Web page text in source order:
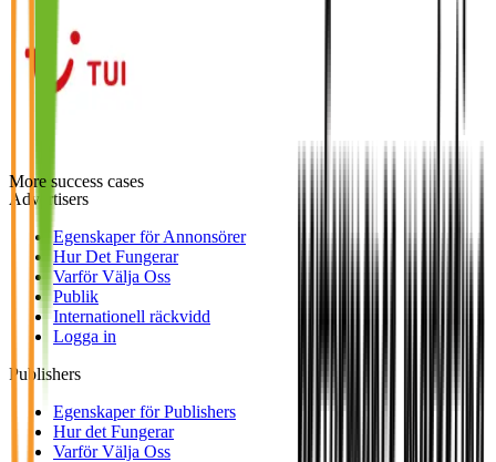
More success cases
Advertisers
Egenskaper för Annonsörer
Hur Det Fungerar
Varför Välja Oss
Publik
Internationell räckvidd
Logga in
Publishers
Egenskaper för Publishers
Hur det Fungerar
Varför Välja Oss